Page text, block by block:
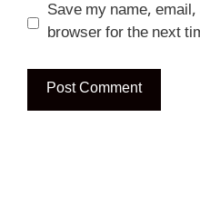
Save my name,
browser for the next